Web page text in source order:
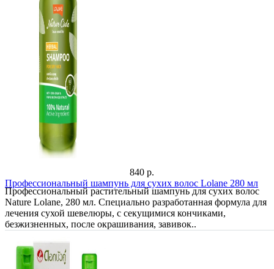
840 р.
Профессиональный шампунь для сухих волос Lolane 280 мл
Профессиональный растительный шампунь для сухих волос
Nature Lolane, 280 мл. Специально разработанная формула для
лечения сухой шевелюры, с секущимися кончиками,
безжизненных, после окрашивания, завивок..